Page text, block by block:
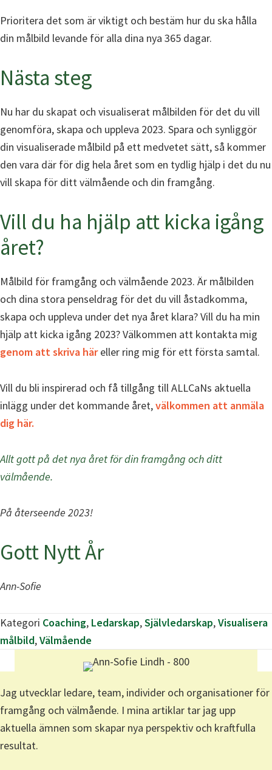
Prioritera det som är viktigt och bestäm hur du ska hålla
din målbild levande för alla dina nya 365 dagar.
Nästa steg
Nu har du skapat och visualiserat målbilden för det du vill
genomföra, skapa och uppleva 2023. Spara och synliggör
din visualiserade målbild på ett medvetet sätt, så kommer
den vara där för dig hela året som en tydlig hjälp i det du nu
vill skapa för ditt välmående och din framgång.
Vill du ha hjälp att kicka igång
året?
Målbild för framgång och välmående 2023. Är målbilden
och dina stora penseldrag för det du vill åstadkomma,
skapa och uppleva under det nya året klara? Vill du ha min
hjälp att kicka igång 2023? Välkommen att kontakta mig
genom att skriva häreller ring mig för ett första samtal.
Vill du bli inspirerad och få tillgång till ALLCaNs aktuella
inlägg under det kommande året,välkommen att anmäla
dig här.
Allt gott på det nya året för din framgång och ditt
välmående.
På återseende 2023!
Gott Nytt År
Ann-Sofie
Kategori Coaching, Ledarskap,Självledarskap,Visualisera
målbild,Välmående
Jag utvecklar ledare, team, individer och organisationer för
framgång och välmående. I mina artiklar tar jag upp
aktuella ämnen som skapar nya perspektiv och kraftfulla
resultat.